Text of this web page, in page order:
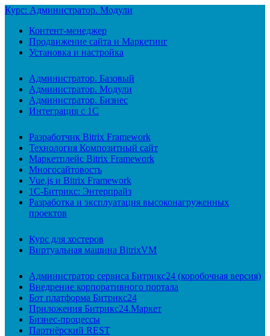
Курс: Администратор. Модули
Контент-менеджер
Продвижение сайта и Маркетинг
Установка и настройка
Администратор. Базовый
Администратор. Модули
Администратор. Бизнес
Интеграция с 1С
Разработчик Bitrix Framework
Технология Композитный сайт
Маркетплейс Bitrix Framework
Многосайтовость
Vue.js и Bitrix Framework
1С-Битрикс: Энтерпрайз
Разработка и эксплуатация высоконагруженных
проектов
Курс для хостеров
Виртуальная машина BitrixVM
Администратор сервиса Битрикс24 (коробочная версия)
Внедрение корпоративного портала
Бот платформа Битрикс24
Приложения Битрикс24.Маркет
Бизнес-процессы
Партнёрский REST